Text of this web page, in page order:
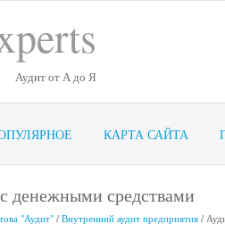
Аудит от А до Я
КАРТА САЙТА
денежными средствами
"Аудит" / Внутренний аудит предприятия /